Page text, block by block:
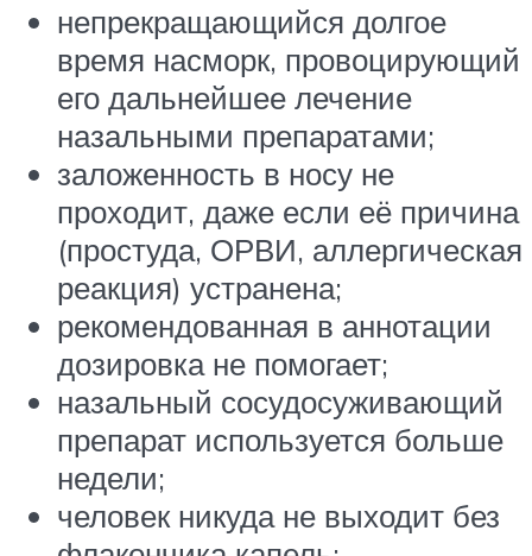
непрекращающийся долгое
время насморк, провоцирующий
его дальнейшее лечение
назальными препаратами;
заложенность в носу не
проходит, даже если её причина
(простуда, ОРВИ, аллергическая
реакция) устранена;
рекомендованная в аннотации
дозировка не помогает;
назальный сосудосуживающий
препарат используется больше
недели;
человек никуда не выходит без